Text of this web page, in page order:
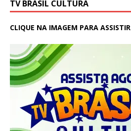
TV BRASIL CULTURA
CLIQUE NA IMAGEM PARA ASSISTIR